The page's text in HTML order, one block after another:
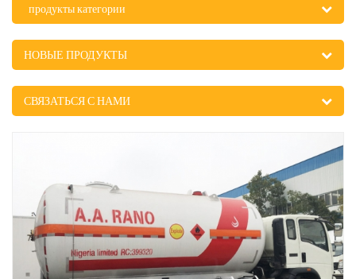
продукты категории
НОВЫЕ ПРОДУКТЫ
СВЯЗАТЬСЯ С НАМИ